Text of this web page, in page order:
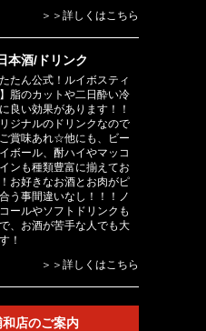
＞＞詳しくはこちら
本酒/ドリンク
たたん公式！ルイボスティ
脂のカットや二日酔い冷
良い効果があります！！
ジナルのドリンクなので
賞味あれ☆他にも、ビー
ボール、酎ハイやマッコ
ンも種類豊富に揃えてお
お好きなお酒とお肉がピ
う事間違いなし！！！ノ
ールやソフトドリンクも
、お酒が苦手な人でも大
！
＞＞詳しくはこちら
店のご案内